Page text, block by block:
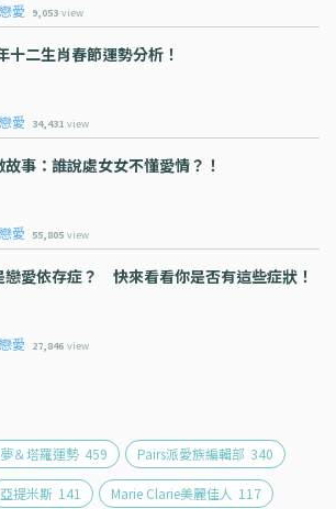
愛 9,053 view
十二生肖春節運勢分析！
愛 34,431 view
故事：誰說處女女不懂愛情？！
愛 55,805 view
戀愛依存症？ 快來看看你是否有這些症狀！
愛 27,846 view
＆塔羅運勢 459 Pairs派愛族編輯部 340
亞提米斯 141 Marie Clarie美麗佳人 117